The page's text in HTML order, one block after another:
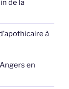
de la
à
en